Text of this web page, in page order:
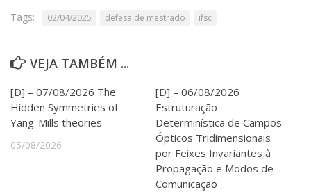
Outros serviços
Assessorias e Mídias
Aplicativos e Sites
Jornal da USP
Agenda de Eventos
Defesa de Teses
Tags: 02/04/2025 defesa de mestrado ifsc
VEJA TAMBÉM ...
[D] – 07/08/2026 The
Hidden Symmetries of
Yang-Mills theories
05/08/2026
[D] – 06/08/2026
Estruturação
Determinística de Campos
Ópticos Tridimensionais
por Feixes Invariantes à
Propagação e Modos de
Comunicação